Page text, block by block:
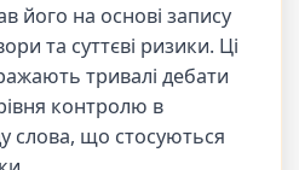
його на основі запису
та суттєві ризики. Ці
тривалі дебати
контролю в
слова, що стосуються